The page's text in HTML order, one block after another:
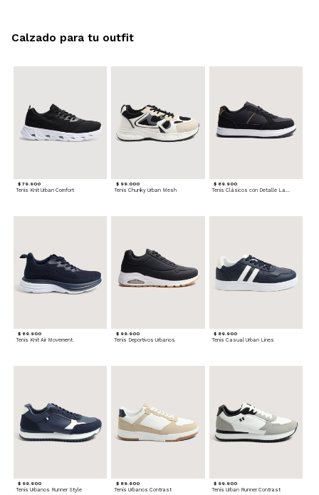
$ 79.900
Tenis Knit Urban Comfort
$ 99.000
Tenis Chunky Urban Mesh
$ 89.900
Tenis Clásicos con Detalle Lateral
$ 89.900
Tenis Knit Air Movement
$ 99.900
Tenis Deportivos Urbanos
$ 89.900
Tenis Casual Urban Lines
$ 99.900
Tenis Urbanos Runner Style
$ 89.900
Tenis Urbanos Contrast
$ 99.900
Tenis Urban Runner Contrast
Calzado para tu outfit